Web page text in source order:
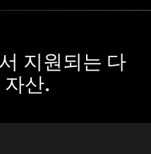
지원되는 다
자산.